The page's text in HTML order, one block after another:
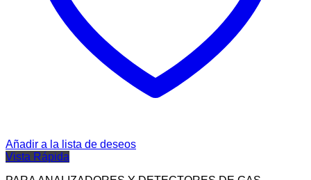
Añadir a la lista de deseos
Vista Rápida